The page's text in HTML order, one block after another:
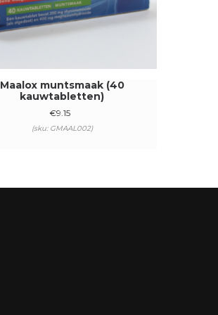
Maalox muntsmaak (40
kauwtabletten)
€9.15
(sku: GMAAL002)